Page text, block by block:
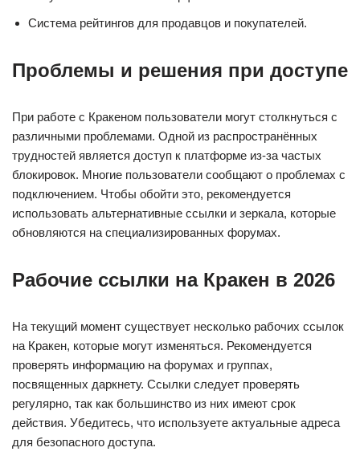
Система рейтингов для продавцов и покупателей.
Проблемы и решения при доступе
При работе с Кракеном пользователи могут столкнуться с
различными проблемами. Одной из распространённых
трудностей является доступ к платформе из-за частых
блокировок. Многие пользователи сообщают о проблемах с
подключением. Чтобы обойти это, рекомендуется
использовать альтернативные ссылки и зеркала, которые
обновляются на специализированных форумах.
Рабочие ссылки на Кракен в 2026
На текущий момент существует несколько рабочих ссылок
на Кракен, которые могут изменяться. Рекомендуется
проверять информацию на форумах и группах,
посвященных даркнету. Ссылки следует проверять
регулярно, так как большинство из них имеют срок
действия. Убедитесь, что используете актуальные адреса
для безопасного доступа.